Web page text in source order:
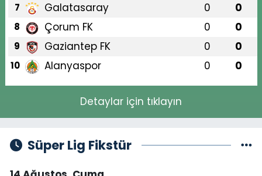
7 Galatasaray 0 0
8 Çorum FK 0 0
9 Gaziantep FK 0 0
10 Alanyaspor 0 0
Detaylar için tıklayın
Süper Lig Fikstür